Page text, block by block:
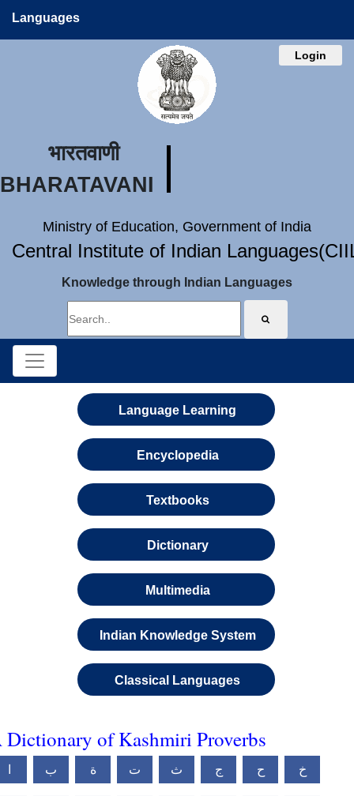
Languages
Login
भारतवाणी
BHARATAVANI
Ministry of Education, Government of India
Central Institute of Indian
Knowledge through Indian Languages
Language Learning
Encyclopedia
Textbooks
Dictionary
Multimedia
Indian Knowledge System
Classical Languages
Dictionary of Kashmiri Proverbs
ب ة ت ث ج ح خ